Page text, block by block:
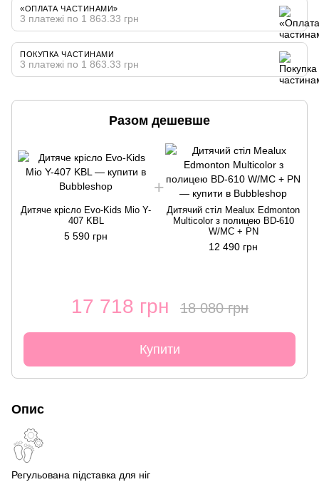
«ОПЛАТА ЧАСТИНАМИ»
3 платежі по 1 863.33 грн
ПОКУПКА ЧАСТИНАМИ
3 платежі по 1 863.33 грн
Разом дешевше
Дитяче крісло Evo-Kids Mio Y-
407 KBL
5 590 грн
Дитячий стіл Mealux Edmonton
Multicolor з полицею BD-610
W/MC + PN
12 490 грн
17 718 грн 18 080 грн
Купити
Опис
Регульована підставка для ніг